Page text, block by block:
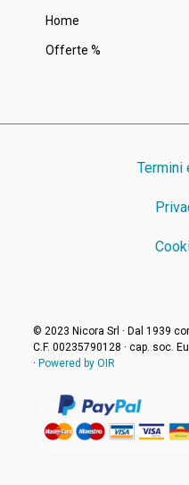
Home
Offerte %
Termini
© 2023 Nicora Srl · Dal 1939
C.F. 00235790128 · cap. soc.
· Powered by OIR